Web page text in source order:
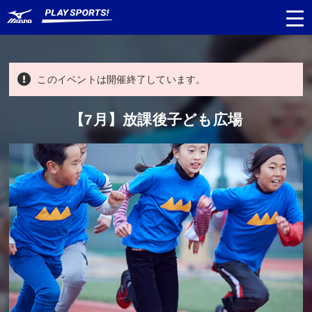
種目から探す
日程から探す
対象年齢から探す
このイベントは開催終了しています。
【7月】放課後子ども広場